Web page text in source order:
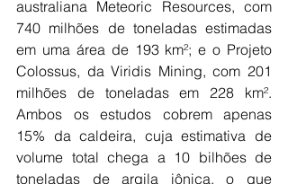
australiana Meteoric Resources, com
740 milhões de toneladas estimadas
em uma área de 193 km²; e o Projeto
Colossus, da Viridis Mining, com 201
milhões de toneladas em 228 km².
Ambos os estudos cobrem apenas
15% da caldeira, cuja estimativa de
volume total chega a 10 bilhões de
toneladas de argila iônica, o que